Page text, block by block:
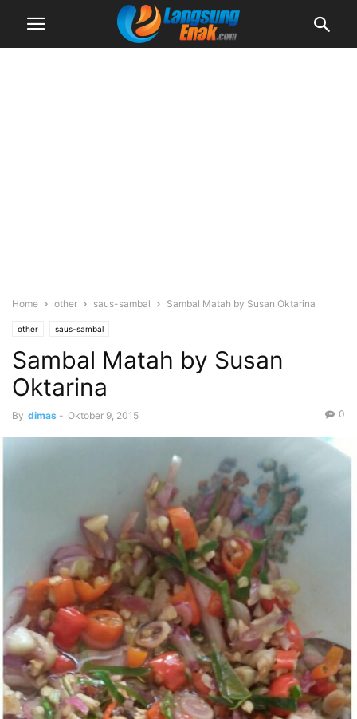
Home other saus-sambal Sambal Matah by Susan Oktarina
other saus-sambal
Sambal Matah by Susan
Oktarina
By dimas - Oktober 9, 2015 0